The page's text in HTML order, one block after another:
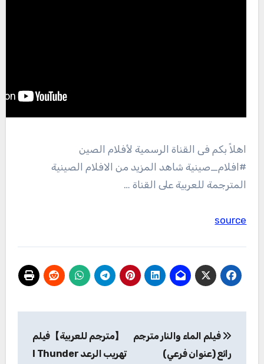
اهلاً بكم فى القناة الرسمية لأفلام الصين
#افلام_صينية شاهد المزيد من الافلام الصينية
المترجمة للعربية على القناة …
source
المقالات
فيلم الماء والنار مترجم
رائع (عنوان فرعي)
【مترجم للعربية】فيلم
تهريب الرعد I Thunder